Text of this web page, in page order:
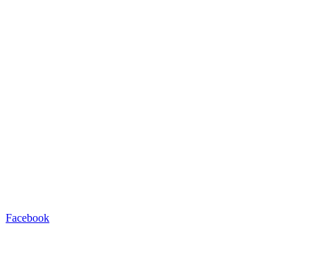
Facebook